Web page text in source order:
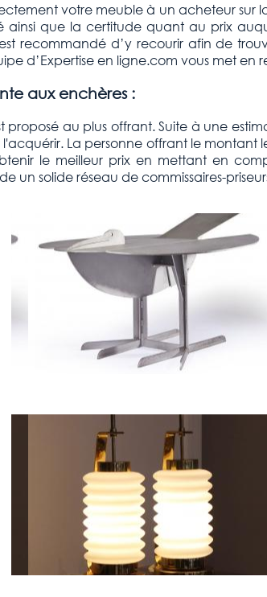
votre meuble à un acheteur sur
ainsi que la certitude quant au prix
recommandé d’y recourir afin de
d’Expertise en ligne.com vous met
aux enchères :
proposé au plus offrant. Suite à une
La personne offrant le
le meilleur prix en mettant en
un solide réseau de commissaires-